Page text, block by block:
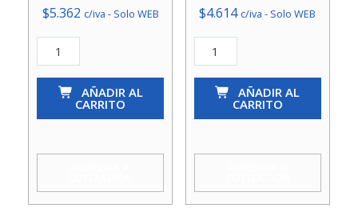
$5.362 c/iva - Solo WEB
Tee
Galv
3/4
AÑADIR AL
CARRITO
$4.614 c/iva - Solo WEB
Tee
Galv
3/4
AÑADIR AL
CARRITO